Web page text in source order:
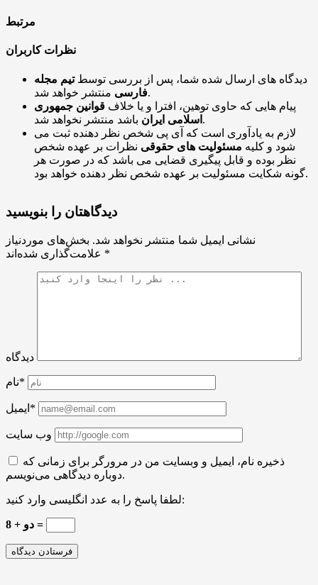
مرتبط
نظرات کاربران
دیدگاه های ارسال شده شما، پس از بررسی توسطتیم مجله
فارسیمنتشر خواهد شد.
پیام هایی که حاوی توهین، افترا و یا خلاف قوانین جمهوری
اسلامی ایران باشد منتشر نخواهد شد.
لازم به یادآوری است که آی پی شخص نظر دهنده ثبت می
شود و کلیه مسئولیت های حقوقی نظرات بر عهده شخص
نظر بوده و قابل پیگیری قضایی می باشد که در صورت هر
گونه شکایت مسئولیت بر عهده شخص نظر دهنده خواهد بود.
دیدگاهتان را بنویسید
نشانی ایمیل شما منتشر نخواهد شد. بخش‌های موردنیاز
*
دیدگاه
نام*
ایمیل*
وب سایت
ذخیره نام، ایمیل و وبسایت من در مرورگر برای زمانی که
دوباره دیدگاهی می‌نویسم.
لطفا پاسخ را به عدد انگلیسی وارد کنید:
8 + دو =